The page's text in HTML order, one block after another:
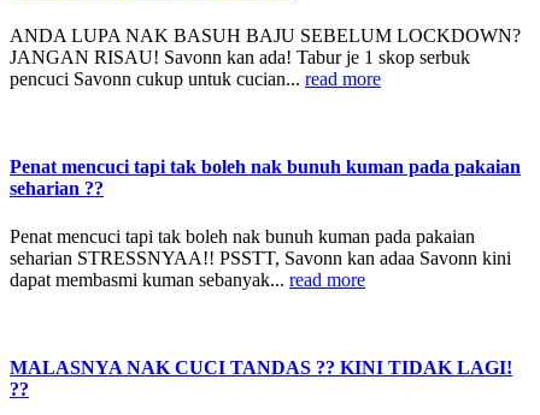
ANDA LUPA NAK BASUH BAJU SEBELUM LOCKDOWN?
JANGAN RISAU! Savonn kan ada! Tabur je 1 skop serbuk
pencuci Savonn cukup untuk cucian... read more
Penat mencuci tapi tak boleh nak bunuh kuman pada pakaian
seharian ??
Penat mencuci tapi tak boleh nak bunuh kuman pada pakaian
seharian STRESSNYAA!! PSSTT, Savonn kan adaa Savonn kini
dapat membasmi kuman sebanyak... read more
MALASNYA NAK CUCI TANDAS ?? KINI TIDAK LAGI!
??